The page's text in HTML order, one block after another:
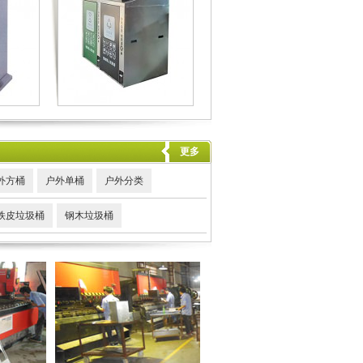
更多
方桶 户外单桶 户外分类
皮垃圾桶 钢木垃圾桶